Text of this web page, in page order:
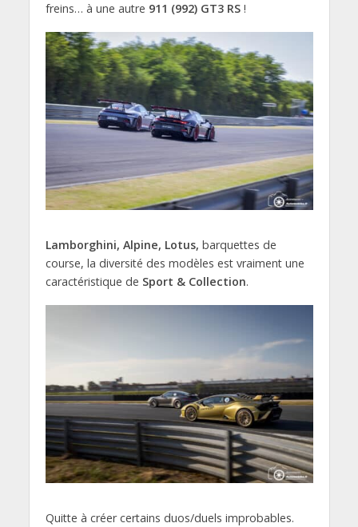
freins… à une autre 911 (992) GT3 RS!
Lamborghini, Alpine, Lotus, barquettes de
course, la diversité des modèles est vraiment une
caractéristique de Sport & Collection.
Quitte à créer certains duos/duels improbables.